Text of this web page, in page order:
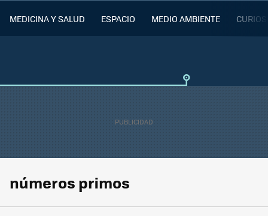
MEDICINA Y SALUD ESPACIO MEDIO AMBIENTE
números primos